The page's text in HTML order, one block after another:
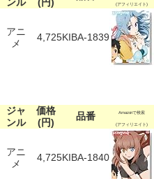
(アフィリエイト)
アニ
メ
4,725KIBA-1839
ジャ
ンル
価格
(円)
品番 Amazonで検索
(アフィリエイト)
アニ
メ
4,725KIBA-1840